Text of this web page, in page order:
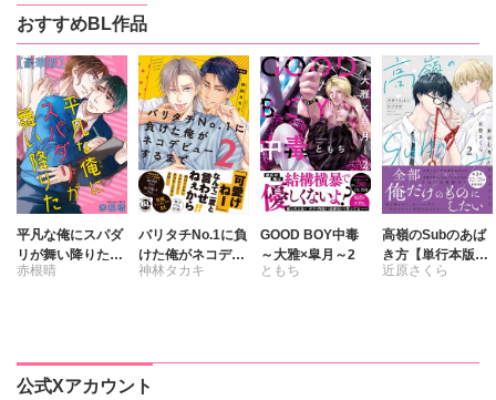
おすすめBL作品
平凡な俺にスパダ
リが舞い降りた
【豪華版】
赤根晴
バリタチNo.1に負
けた俺がネコデビ
ューするまで【単
神林タカキ
GOOD BOY中毒
～大雅×皐月～2
ともち
高嶺のSubのあば
き方【単行本版】
2君の心をとかす
近原さくら
公式Xアカウント